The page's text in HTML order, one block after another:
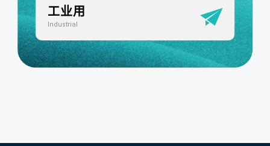
工业用
Industrial